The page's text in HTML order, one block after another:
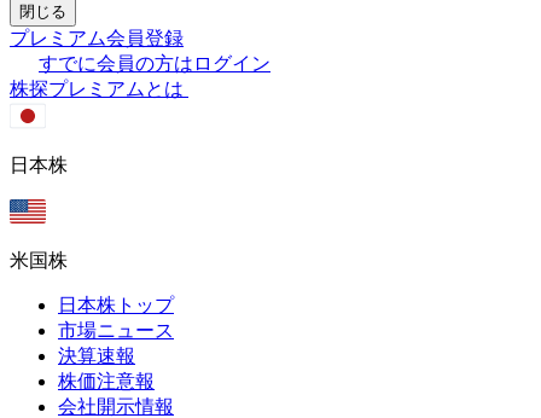
閉じる
プレミアム会員登録
すでに会員の方はログイン
株探プレミアムとは
日本株
米国株
日本株トップ
市場ニュース
決算速報
株価注意報
会社開示情報